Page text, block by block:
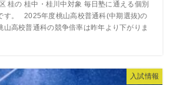
桂の 桂中・桂川中対象 毎日塾に通える個別
す。 2025年度桃山高校普通科(中期選抜)の
山高校普通科の競争倍率は昨年より下がりま
入試情報